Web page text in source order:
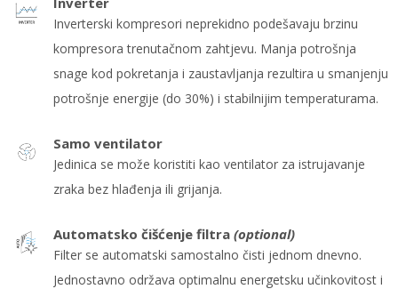
Inverterski kompresori neprekidno podešavaju brzinu
kompresora trenutačnom zahtjevu. Manja potrošnja
snage kod pokretanja i zaustavljanja rezultira u smanjenju
potrošnje energije (do 30%) i stabilnijim temperaturama.
Samo ventilator
Jedinica se može koristiti kao ventilator za istrujavanje
zraka bez hlađenja ili grijanja.
Automatsko čišćenje filtra (optional)
Filter se automatski samostalno čisti jednom dnevno.
Jednostavno održava optimalnu energetsku učinkovitost i